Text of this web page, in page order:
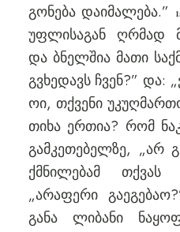
გონება დაიმალება.”
უფლისაგან ღრმად
და ბნელშია მათი
გვხედავს ჩვენ?” და:
ოი, თქვენი
თიხა ერთია? რომ
გამკეთებელზე, „არ
ქმნილებამ თქვას
„არაფერი
განა ლიბანი